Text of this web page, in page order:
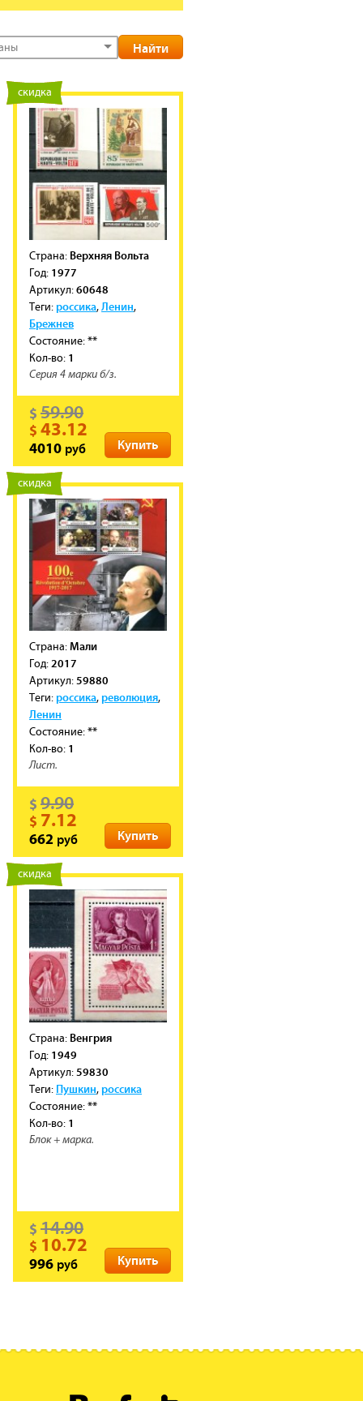
новинка
скидка
Cтрана: Верхняя Вольта
Год: 1977
Артикул:60648
Теги:россика,Ленин,
Брежнев
Состояние:**
Кол-во: 1
Серия 4 марки б/з.
Купить
$ 59.90
$ 43.12
4010 руб
новинка
скидка
Cтрана:Мали
Год:2017
Артикул:59880
Теги:россика,революция,
Ленин
Состояние:**
Кол-во: 1
Лист.
Купить
$ 9.90
$ 7.12
662 руб
новинка
скидка
Cтрана: Венгрия
Год: 1949
Артикул: 59830
Теги: Пушкин,россика
Состояние:**
Кол-во: 1
Блок + марка.
Купить
$ 14.90
$ 10.72
996 руб